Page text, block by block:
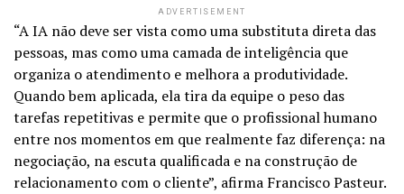
ADVERTISEMENT
“A IA não deve ser vista como uma substituta direta das
pessoas, mas como uma camada de inteligência que
organiza o atendimento e melhora a produtividade.
Quando bem aplicada, ela tira da equipe o peso das
tarefas repetitivas e permite que o profissional humano
entre nos momentos em que realmente faz diferença: na
negociação, na escuta qualificada e na construção de
relacionamento com o cliente”, afirma Francisco Pasteur.